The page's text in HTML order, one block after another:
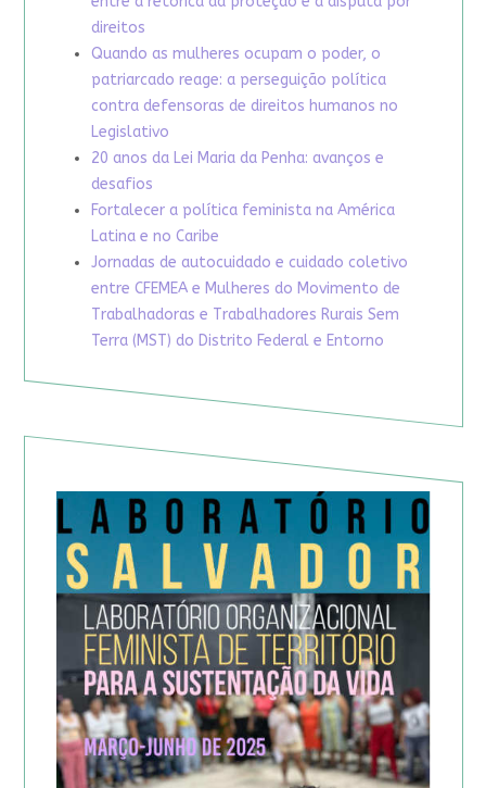
direitos
Quando as mulheres ocupam o poder, o
patriarcado reage: a perseguição política
contra defensoras de direitos humanos no
Legislativo
20 anos da Lei Maria da Penha: avanços e
desafios
Fortalecer a política feminista na América
Latina e no Caribe
Jornadas de autocuidado e cuidado coletivo
entre CFEMEA e Mulheres do Movimento de
Trabalhadoras e Trabalhadores Rurais Sem
Terra (MST) do Distrito Federal e Entorno